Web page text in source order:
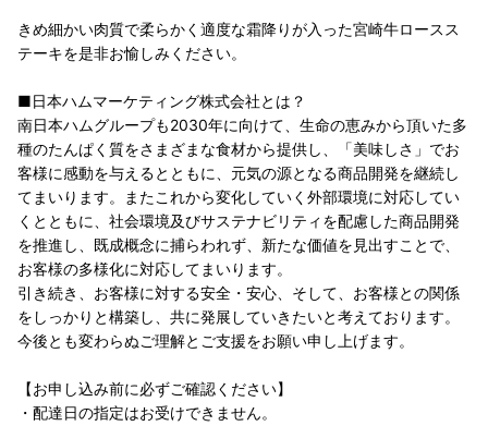
きめ細かい肉質で柔らかく適度な霜降りが入った宮崎牛ロースス
テーキを是非お愉しみください。
■日本ハムマーケティング株式会社とは？
南日本ハムグループも2030年に向けて、生命の恵みから頂いた多
種のたんぱく質をさまざまな食材から提供し、「美味しさ」でお
客様に感動を与えるとともに、元気の源となる商品開発を継続し
てまいります。またこれから変化していく外部環境に対応してい
くとともに、社会環境及びサステナビリティを配慮した商品開発
を推進し、既成概念に捕らわれず、新たな価値を見出すことで、
お客様の多様化に対応してまいります。
引き続き、お客様に対する安全・安心、そして、お客様との関係
をしっかりと構築し、共に発展していきたいと考えております。
今後とも変わらぬご理解とご支援をお願い申し上げます。
【お申し込み前に必ずご確認ください】
・配達日の指定はお受けできません。